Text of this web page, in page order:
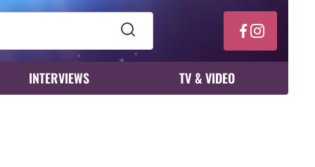
INTERVIEWS TV & VIDEO